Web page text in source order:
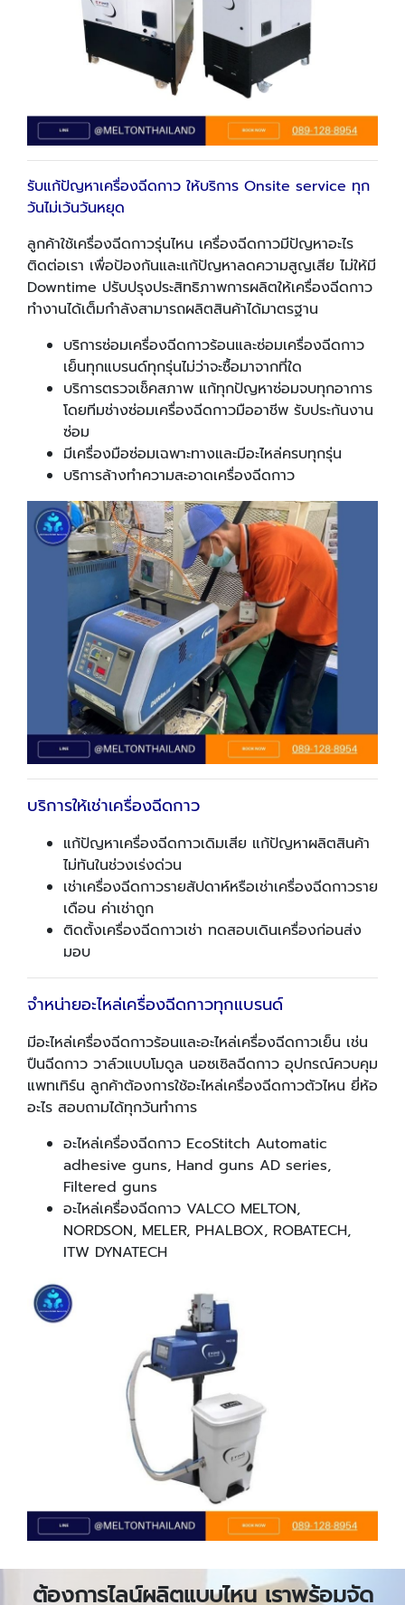
รับแก้ปัญหาเครื่องฉีดกาว ให้บริการ Onsite service ทุก
วันไม่เว้นวันหยุด
ลูกค้าใช้เครื่องฉีดกาวรุ่นไหน เครื่องฉีดกาวมีปัญหาอะไร
ติดต่อเรา เพื่อป้องกันและแก้ปัญหาลดความสูญเสีย ไม่ให้มี
Downtime ปรับปรุงประสิทธิภาพการผลิตให้เครื่องฉีดกาว
ทำงานได้เต็มกำลังสามารถผลิตสินค้าได้มาตรฐาน
บริการซ่อมเครื่องฉีดกาวร้อนและซ่อมเครื่องฉีดกาว
เย็นทุกแบรนด์ทุกรุ่นไม่ว่าจะซื้อมาจากที่ใด
บริการตรวจเช็คสภาพ แก้ทุกปัญหาซ่อมจบทุกอาการ
โดยทีมช่างซ่อมเครื่องฉีดกาวมืออาชีพ รับประกันงาน
ซ่อม
มีเครื่องมือซ่อมเฉพาะทางและมีอะไหล่ครบทุกรุ่น
บริการล้างทำความสะอาดเครื่องฉีดกาว
บริการให้เช่าเครื่องฉีดกาว
แก้ปัญหาเครื่องฉีดกาวเดิมเสีย แก้ปัญหาผลิตสินค้า
ไม่ทันในช่วงเร่งด่วน
เช่าเครื่องฉีดกาวรายสัปดาห์หรือเช่าเครื่องฉีดกาวราย
เดือน ค่าเช่าถูก
ติดตั้งเครื่องฉีดกาวเช่า ทดสอบเดินเครื่องก่อนส่ง
มอบ
จำหน่ายอะไหล่เครื่องฉีดกาวทุกแบรนด์
มีอะไหล่เครื่องฉีดกาวร้อนและอะไหล่เครื่องฉีดกาวเย็น เช่น
ปืนฉีดกาว วาล์วแบบโมดูล นอซเซิลฉีดกาว อุปกรณ์ควบคุม
แพทเทิร์น ลูกค้าต้องการใช้อะไหล่เครื่องฉีดกาวตัวไหน ยี่ห้อ
อะไร สอบถามได้ทุกวันทำการ
อะไหล่เครื่องฉีดกาว EcoStitch Automatic
adhesive guns, Hand guns AD series,
Filtered guns
อะไหล่เครื่องฉีดกาว VALCO MELTON,
NORDSON, MELER, PHALBOX, ROBATECH,
ITW DYNATECH
ต้องการไลน์ผลิตแบบไหน เราพร้อมจัด